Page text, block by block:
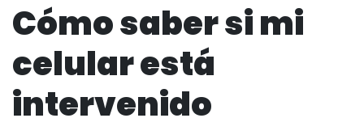
Cómo saber si mi
celular está
intervenido